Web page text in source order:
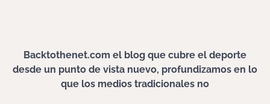
Backtothenet.com el blog que cubre el deporte
desde un punto de vista nuevo, profundizamos en lo
que los medios tradicionales no